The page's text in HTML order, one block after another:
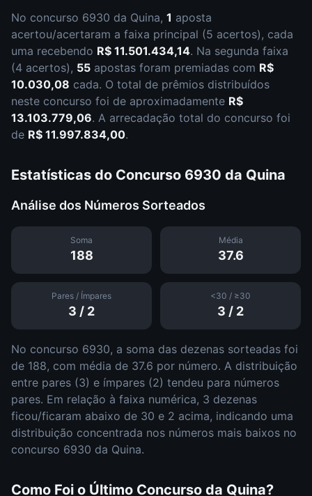
No concurso 6930 da Quina, 1 aposta
acertou/acertaram a faixa principal (5 acertos), cada
uma recebendo R$ 11.501.434,14. Na segunda faixa
(4 acertos), 55 apostas foram premiadas com R$
10.030,08 cada. O total de prêmios distribuídos
neste concurso foi de aproximadamente R$
13.103.779,06. A arrecadação total do concurso foi
de R$ 11.997.834,00.
Estatísticas do Concurso 6930 da Quina
Análise dos Números Sorteados
Soma
188
Média
37.6
Pares / Ímpares
3 / 2
<30 / ≥30
3 / 2
No concurso 6930, a soma das dezenas sorteadas foi
de 188, com média de 37.6 por número. A distribuição
entre pares (3) e ímpares (2) tendeu para números
pares. Em relação à faixa numérica, 3 dezenas
ficou/ficaram abaixo de 30 e 2 acima, indicando uma
distribuição concentrada nos números mais baixos no
concurso 6930 da Quina.
Como Foi o Último Concurso da Quina?